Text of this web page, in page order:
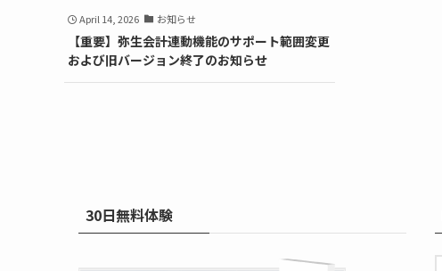
April 14, 2026 お知らせ
【重要】弥生会計連動機能のサポート範囲変更
および旧バージョン終了のお知らせ
30日無料体験